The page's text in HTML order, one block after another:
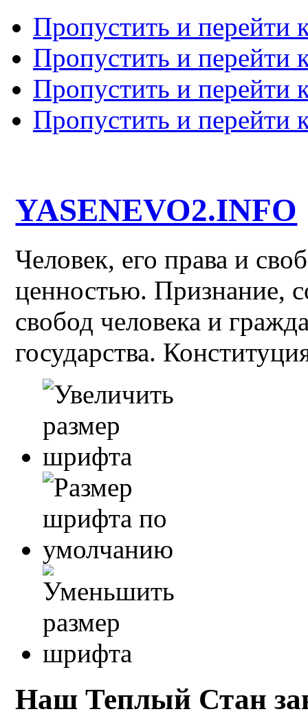
Пропустить и перейти
Пропустить и перейти
Пропустить и перейти
Пропустить и перейти
YASENEVO2.INFO
Человек, его права и
ценностью. Признание,
свобод человека и
государства.
Наш Теплый Стан